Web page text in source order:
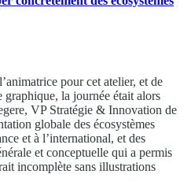
pour cet atelier, et de
la journée était alors
VP Stratégie & Innovation de
globale des écosystèmes
et à l’international, et des
et conceptuelle qui a permis
incomplète sans illustrations